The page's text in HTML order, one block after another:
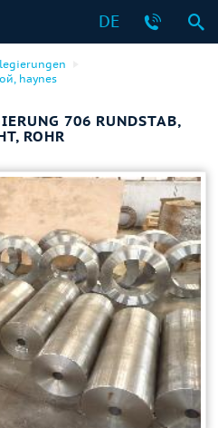
DE
haynes
706 RUNDSTAB,
ROHR